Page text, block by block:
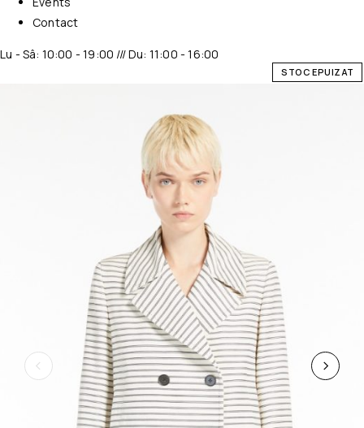
Contact
Lu - Sâ: 10:00 - 19:00 /// Du: 11:00 - 16:00
STOC EPUIZAT